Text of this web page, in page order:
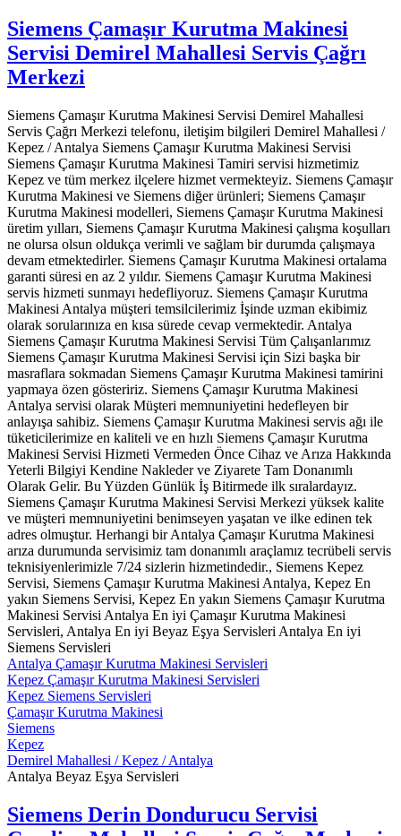
Siemens Çamaşır Kurutma Makinesi
Servisi Demirel Mahallesi Servis Çağrı
Merkezi
Siemens Çamaşır Kurutma Makinesi Servisi Demirel Mahallesi
Servis Çağrı Merkezi telefonu, iletişim bilgileri Demirel Mahallesi /
Kepez / Antalya Siemens Çamaşır Kurutma Makinesi Servisi
Siemens Çamaşır Kurutma Makinesi Tamiri servisi hizmetimiz
Kepez ve tüm merkez ilçelere hizmet vermekteyiz. Siemens Çamaşır
Kurutma Makinesi ve Siemens diğer ürünleri; Siemens Çamaşır
Kurutma Makinesi modelleri, Siemens Çamaşır Kurutma Makinesi
üretim yılları, Siemens Çamaşır Kurutma Makinesi çalışma koşulları
ne olursa olsun oldukça verimli ve sağlam bir durumda çalışmaya
devam etmektedirler. Siemens Çamaşır Kurutma Makinesi ortalama
garanti süresi en az 2 yıldır. Siemens Çamaşır Kurutma Makinesi
servis hizmeti sunmayı hedefliyoruz. Siemens Çamaşır Kurutma
Makinesi Antalya müşteri temsilcilerimiz İşinde uzman ekibimiz
olarak sorularınıza en kısa sürede cevap vermektedir. Antalya
Siemens Çamaşır Kurutma Makinesi Servisi Tüm Çalışanlarımız
Siemens Çamaşır Kurutma Makinesi Servisi için Sizi başka bir
masraflara sokmadan Siemens Çamaşır Kurutma Makinesi tamirini
yapmaya özen gösteririz. Siemens Çamaşır Kurutma Makinesi
Antalya servisi olarak Müşteri memnuniyetini hedefleyen bir
anlayışa sahibiz. Siemens Çamaşır Kurutma Makinesi servis ağı ile
tüketicilerimize en kaliteli ve en hızlı Siemens Çamaşır Kurutma
Makinesi Servisi Hizmeti Vermeden Önce Cihaz ve Arıza Hakkında
Yeterli Bilgiyi Kendine Nakleder ve Ziyarete Tam Donanımlı
Olarak Gelir. Bu Yüzden Günlük İş Bitirmede ilk sıralardayız.
Siemens Çamaşır Kurutma Makinesi Servisi Merkezi yüksek kalite
ve müşteri memnuniyetini benimseyen yaşatan ve ilke edinen tek
adres olmuştur. Herhangi bir Antalya Çamaşır Kurutma Makinesi
arıza durumunda servisimiz tam donanımlı araçlamız tecrübeli servis
teknisiyenlerimizle 7/24 sizlerin hizmetindedir., Siemens Kepez
Servisi, Siemens Çamaşır Kurutma Makinesi Antalya, Kepez En
yakın Siemens Servisi, Kepez En yakın Siemens Çamaşır Kurutma
Makinesi Servisi Antalya En iyi Çamaşır Kurutma Makinesi
Servisleri, Antalya En iyi Beyaz Eşya Servisleri Antalya En iyi
Siemens Servisleri
Antalya Çamaşır Kurutma Makinesi Servisleri
Kepez Çamaşır Kurutma Makinesi Servisleri
Kepez Siemens Servisleri
Çamaşır Kurutma Makinesi
Siemens
Kepez
Demirel Mahallesi / Kepez / Antalya
Antalya Beyaz Eşya Servisleri
Siemens Derin Dondurucu Servisi